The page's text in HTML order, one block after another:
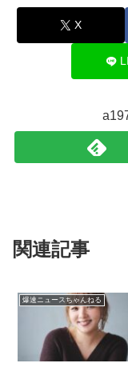
X
関連記事
爆速ニュースちゃんねる